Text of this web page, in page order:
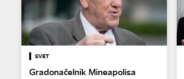
SVET
Gradonačelnik Mineapolisa